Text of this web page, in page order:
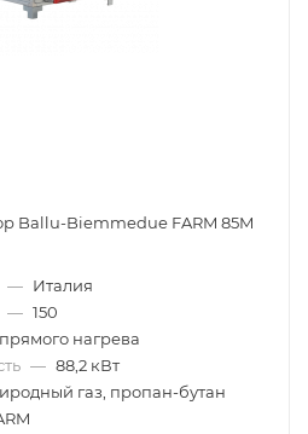
Ballu-Biemmedue FARM 85M
— Италия
— 150
нагрева
— 88,2 кВт
газ, пропан-бутан